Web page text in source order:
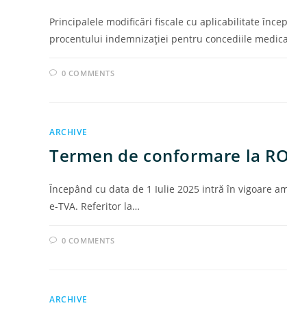
Principalele modificări fiscale cu aplicabilitate
procentului indemnizaţiei pentru concediile
0 COMMENTS
ARCHIVE
Termen de conformare la
Ȋncepând cu data de 1 Iulie 2025 intră în vigoare
e-TVA. Referitor la…
0 COMMENTS
ARCHIVE